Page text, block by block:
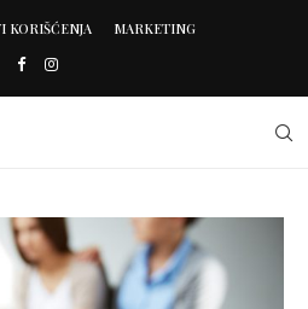
KORIŠĆENJA MARKETING